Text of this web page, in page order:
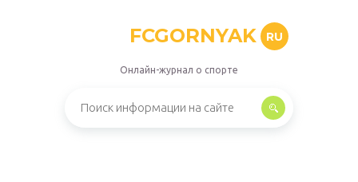
FCGORNYAK RU
Онлайн-журнал о спорте